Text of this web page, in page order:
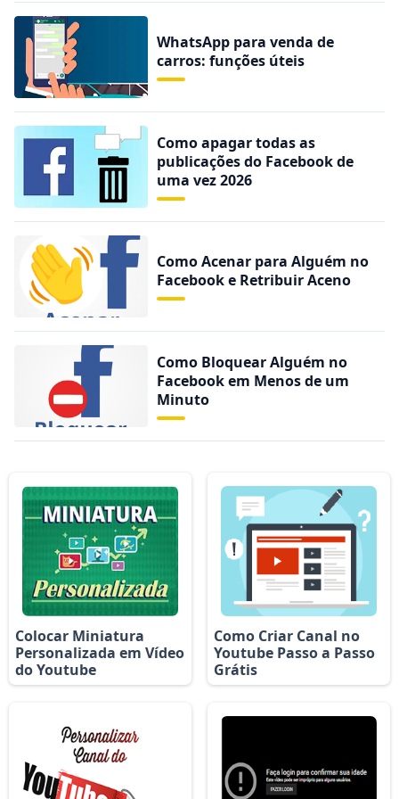
WhatsApp para venda de
carros: funções úteis
Como apagar todas as
publicações do Facebook de
uma vez 2026
Como Acenar para Alguém no
Facebook e Retribuir Aceno
Como Bloquear Alguém no
Facebook em Menos de um
Minuto
Colocar Miniatura
Personalizada em Vídeo
do Youtube
Como Criar Canal no
Youtube Passo a Passo
Grátis